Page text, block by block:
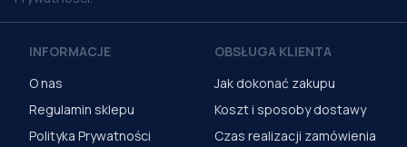
INFORMACJE
O nas
Regulamin sklepu
Polityka Prywatności
OBSŁUGA KLIENTA
Jak dokonać zakupu
Koszt i sposoby dostawy
Czas realizacji zamówienia